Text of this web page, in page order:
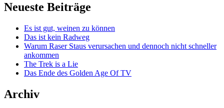
Neueste Beiträge
Es ist gut, weinen zu können
Das ist kein Radweg
Warum Raser Staus verursachen und dennoch nicht schneller
ankommen
The Trek is a Lie
Das Ende des Golden Age Of TV
Archiv